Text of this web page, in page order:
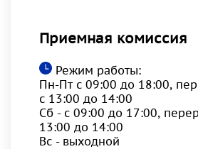
Приемная комиссия
Режим работы:
Пн-Пт с 09:00 до 18:00,
с 13:00 до 14:00
Сб - с 09:00 до 17:00,
13:00 до 14:00
Вс - выходной